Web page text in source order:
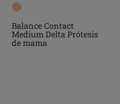
Balance Contact
Medium Delta Prótesis
de mama